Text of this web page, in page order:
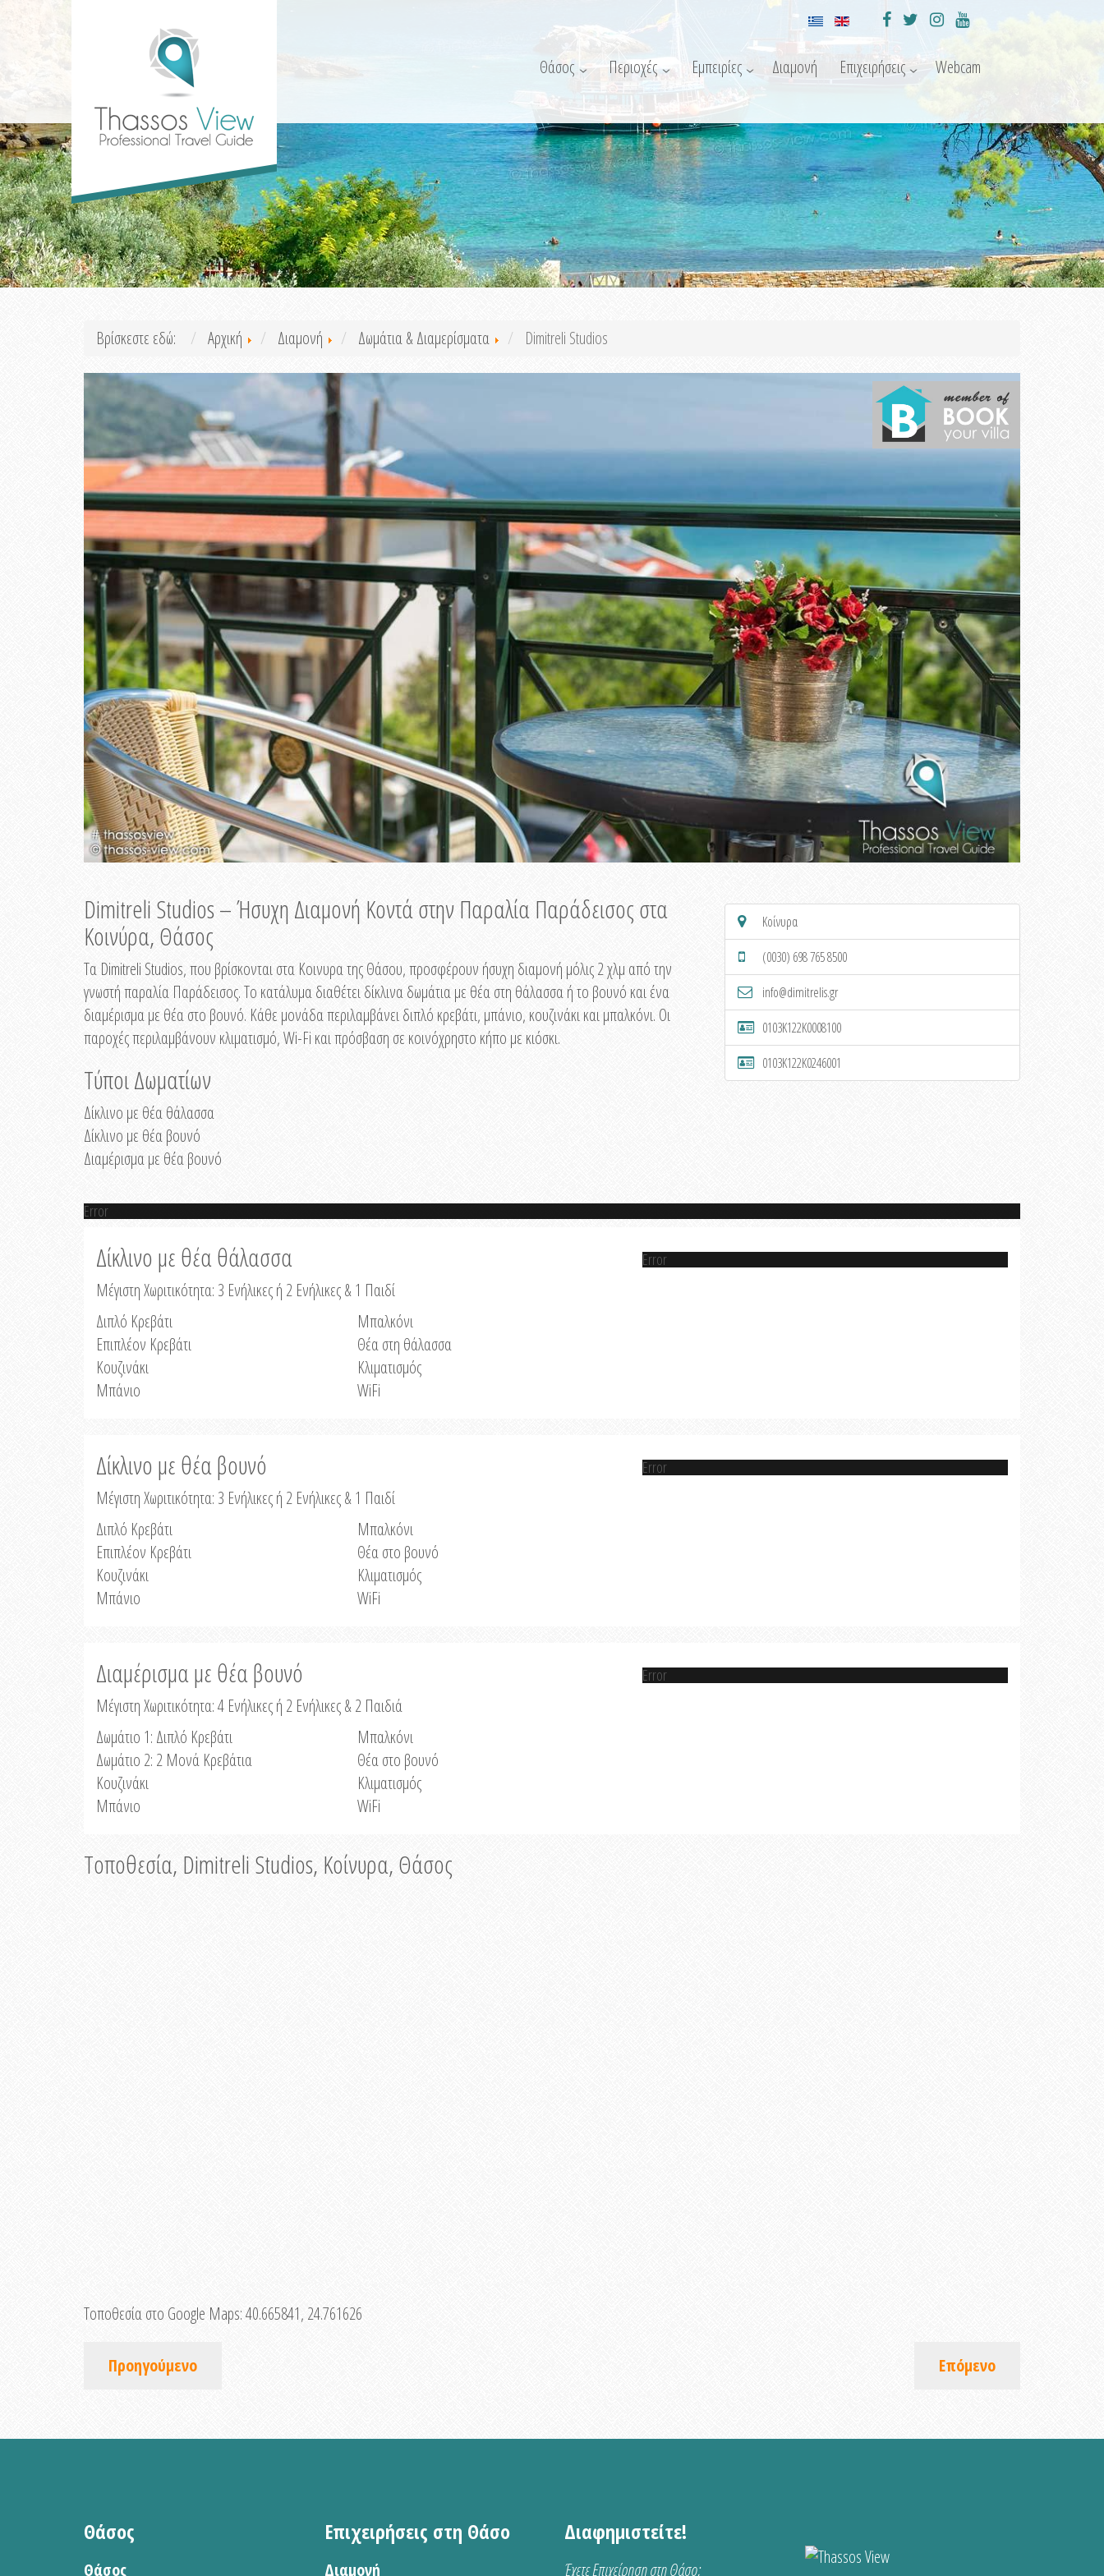
Θάσος Περιοχές Εμπειρίες Διαμονή Επιχειρήσεις Webcam
Βρίσκεστε εδώ: Αρχική Διαμονή Δωμάτια & Διαμερίσματα Dimitreli Studios
Dimitreli Studios – Ήσυχη Διαμονή Κοντά στην Παραλία Παράδεισος στα
Κοινύρα, Θάσος
Τα Dimitreli Studios, που βρίσκονται στα Κοινυρα της Θάσου, προσφέρουν ήσυχη διαμονή μόλις 2 χλμ από την
γνωστή παραλία Παράδεισος. Το κατάλυμα διαθέτει δίκλινα δωμάτια με θέα στη θάλασσα ή το βουνό και ένα
διαμέρισμα με θέα στο βουνό. Κάθε μονάδα περιλαμβάνει διπλό κρεβάτι, μπάνιο, κουζινάκι και μπαλκόνι. Οι
παροχές περιλαμβάνουν κλιματισμό, Wi-Fi και πρόσβαση σε κοινόχρηστο κήπο με κιόσκι.
Τύποι Δωματίων
Δίκλινο με θέα θάλασσα
Δίκλινο με θέα βουνό
Διαμέρισμα με θέα βουνό
Κοίνυρα
(0030) 698 765 8500
info@dimitrelis.gr
0103K122K0008100
0103K122K0246001
Error
Δίκλινο με θέα θάλασσα
Μέγιστη Χωριτικότητα: 3 Ενήλικες ή 2 Ενήλικες & 1 Παιδί
Διπλό Κρεβάτι
Επιπλέον Κρεβάτι
Κουζινάκι
Μπάνιο
Μπαλκόνι
Θέα στη θάλασσα
Κλιματισμός
WiFi
Error
Δίκλινο με θέα βουνό
Μέγιστη Χωριτικότητα: 3 Ενήλικες ή 2 Ενήλικες & 1 Παιδί
Διπλό Κρεβάτι
Επιπλέον Κρεβάτι
Κουζινάκι
Μπάνιο
Μπαλκόνι
Θέα στο βουνό
Κλιματισμός
WiFi
Error
Διαμέρισμα με θέα βουνό
Μέγιστη Χωριτικότητα: 4 Ενήλικες ή 2 Ενήλικες & 2 Παιδιά
Δωμάτιο 1: Διπλό Κρεβάτι
Δωμάτιο 2: 2 Μονά Κρεβάτια
Κουζινάκι
Μπάνιο
Μπαλκόνι
Θέα στο βουνό
Κλιματισμός
WiFi
Error
Τοποθεσία, Dimitreli Studios, Κοίνυρα, Θάσος
Τοποθεσία στο Google Maps:40.665841, 24.761626
Προηγούμενο Επόμενο
Θάσος
Θάσος
Επιχειρήσεις στη Θάσο
Διαμονή
Διαφημιστείτε!
Έχετε Επιχείρηση στη Θάσο;